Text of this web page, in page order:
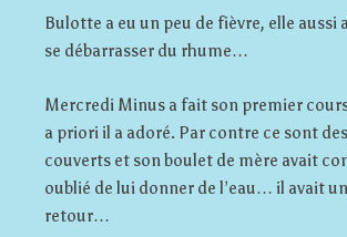
Bulotte a eu un peu de fièvre, elle aussi
se débarrasser du rhume…
Mercredi Minus a fait son premier
a priori il a adoré. Par contre ce sont
couverts et son boulet de mère avait
oublié de lui donner de l’eau… il avait
retour…